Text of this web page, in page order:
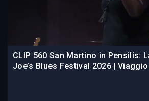
CLIP 560 San Martino in Pensilis:
Joe’s Blues Festival 2026 |